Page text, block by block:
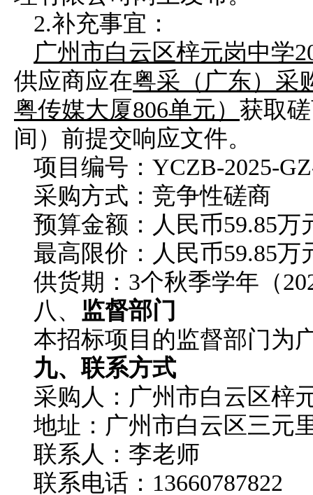
2.补充事宜：
广州市白云区梓元岗中学
供应商应在粤采（广东）采
粤传媒大厦806单元） 获取
间）前提交响应文件。
项目编号 ： YCZB-2025-
采购方式： 竞争性磋商
预算金额： 人民币59.85万
最高限价： 人民币59.85万
供货期 ： 3个秋季学年（
八、 监督部门
本招标项目的监督部门为
九、联系方式
采购人 ： 广州市白云区梓
地址：广州市白云区三元
联系人 ： 李老师
联系电话： 13660787822